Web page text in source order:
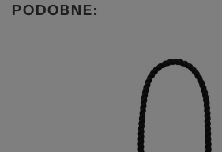
PODOBNE: